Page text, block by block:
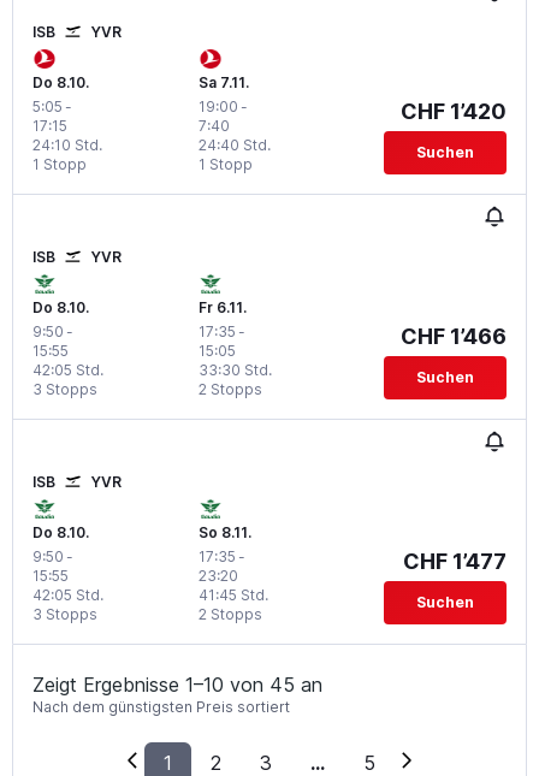
ISB YVR
Do 8.10.
5:05 -
17:15
1 Stopp
24:10 Std.
Sa 7.11.
19:00 -
7:40
1 Stopp
24:40 Std.
CHF 1’420
Suchen
ISB YVR
Do 8.10.
9:50 -
15:55
3 Stopps
42:05 Std.
Fr 6.11.
17:35 -
15:05
2 Stopps
33:30 Std.
CHF 1’466
Suchen
ISB YVR
Do 8.10.
9:50 -
15:55
3 Stopps
42:05 Std.
So 8.11.
17:35 -
23:20
2 Stopps
41:45 Std.
CHF 1’477
Suchen
Zeigt Ergebnisse 1–10 von 45 an
Nach dem günstigsten Preis sortiert
1 2 3 ... 5